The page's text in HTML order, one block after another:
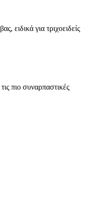
ειδικά για τριχοειδείς
πιο συναρπαστικές